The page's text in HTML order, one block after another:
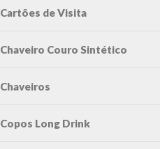
Cartões de Visita
Chaveiro Couro Sintético
Chaveiros
Copos Long Drink